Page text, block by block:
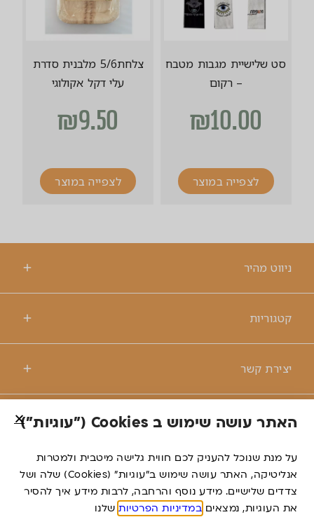
סט שלישיית מגבות מטבח
– רקום
₪10.00
לצפייה במוצר
צלחת5/6 מלבנית סדרת
עלי דקל אקולוגי
₪9.50
לצפייה במוצר
ניווט מהיר
קטגוריות
יצירת קשר
דברו
משרד פרסום
האתר עושה שימוש ב Cookies ("עוגיות")
על מנת שנוכל להעניק לכם חווית גלישה מיטבית ולמטרות
אנליטיקה, האתר עושה שימוש ב”עוגיות” (Cookies) שלה ושל
צדדים שלישיים. מידע נוסף והרחבה, לרבות מידע איך להסיר
את העוגיות, נמצאים במדיניות הפרטיותשלנו